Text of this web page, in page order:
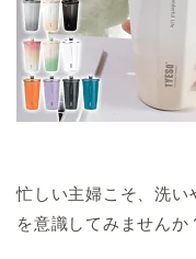
忙しい主婦こそ、洗い
を意識してみませんか